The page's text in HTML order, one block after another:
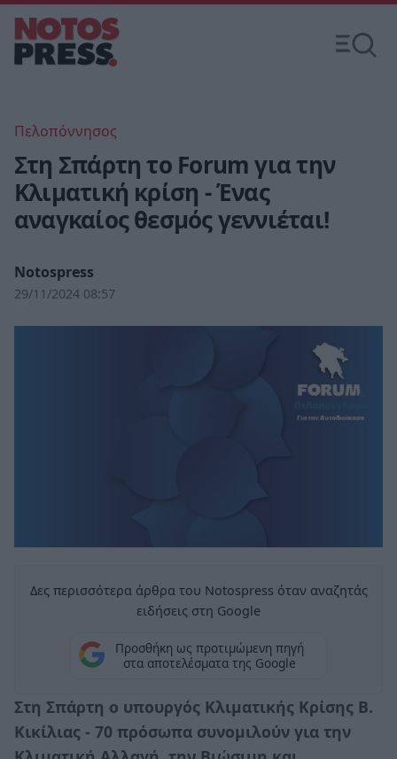
Πελοπόννησος
Στη Σπάρτη το Forum για την
Κλιματική κρίση - Ένας
αναγκαίος θεσμός γεννιέται!
Notospress
29/11/2024 08:57
Δες περισσότερα άρθρα του Notospress όταν αναζητάς
ειδήσεις στη Google
Προσθήκη ως προτιμώμενη πηγή
στα αποτελέσματα της Google
Στη Σπάρτη ο υπουργός Κλιματικής Κρίσης Β.
Κικίλιας - 70 πρόσωπα συνομιλούν για την